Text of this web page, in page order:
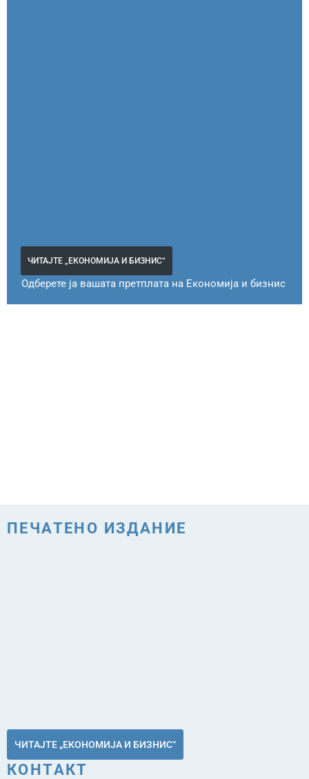
ЧИТАЈТЕ „ЕКОНОМИЈА И БИЗНИС“
Одберете ја вашата претплата на Економија и бизнис
ПЕЧАТЕНО ИЗДАНИЕ
ЧИТАЈТЕ „ЕКОНОМИЈА И БИЗНИС“
КОНТАКТ